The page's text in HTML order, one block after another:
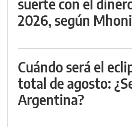
suerte con el
2026, según
Cuándo será el
total de agosto:
Argentina?